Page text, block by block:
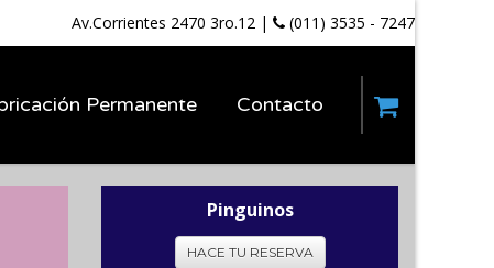
Av.Corrientes 2470 3ro.12 | (011) 3535 - 7247
Permanente Contacto
Pinguinos
HACE TU RESERVA